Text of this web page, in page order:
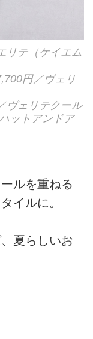
リテ（ケイエム
円／ヴェリ
ヴェリテクール
ットアンドア
ルを重ねる
イルに。
夏らしいお